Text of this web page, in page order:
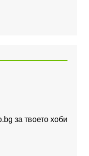
за твоето хоби